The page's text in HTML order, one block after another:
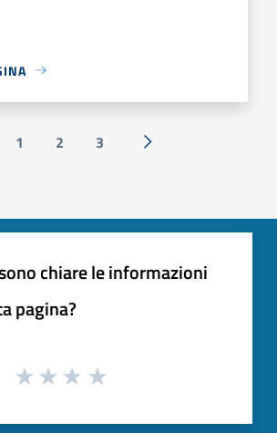
precedente
1 2 3 Successiva »
chiare le informazioni
pagina?